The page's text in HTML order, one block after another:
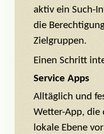
aktiv ein Such-
die
Zielgruppen.
Einen Schritt
Service Apps
Alltäglich und
Wetter-App, die
lokale Ebene